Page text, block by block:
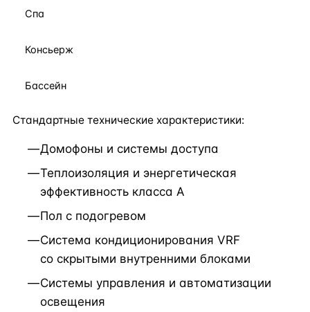
Спа
Консьерж
Бассейн
Стандартные технические характеристики:
Домофоны и системы доступа
Теплоизоляция и энергетическая
эффективность класса А
Пол с подогревом
Система кондиционирования VRF
со скрытыми внутренними блоками
Системы управления и автоматизации
освещения